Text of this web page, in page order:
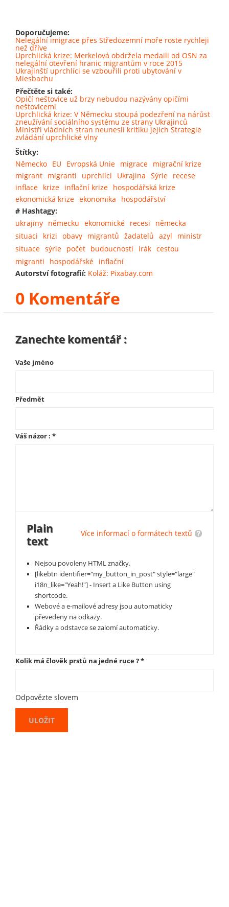
Doporučujeme:
Nelegální imigrace přes Středozemní moře roste rychleji
než dříve
Uprchlická krize: Merkelová obdržela medaili od OSN za
nelegální otevření hranic migrantům v roce 2015
Ukrajinští uprchlíci se vzbouřili proti ubytování v
Miesbachu
Přečtěte si také:
Opičí neštovice už brzy nebudou nazývány opičími
neštovicemi
Uprchlická krize: V Německu stoupá podezření na nárůst
zneužívání sociálního systému ze strany Ukrajinců
Ministři vládních stran neunesli kritiku jejich Strategie
zvládání uprchlické vlny
Štítky:
Německo EU Evropská Unie migrace migrační krize
migrant migranti uprchlíci Ukrajina Sýrie recese
inflace krize inflační krize hospodářská krize
ekonomická krize ekonomika
hospodářství
# Hashtagy:
ukrajiny německu ekonomické recesi
německa
situaci
krizi obavy migrantů žadatelů azyl
ministr
situace sýrie počet budoucnosti irák cestou
migranti
hospodářské inflační
Autorství fotografií: Koláž: Pixabay.com
0 Komentáře
Zanechte komentář :
Vaše jméno
Předmět
Váš názor : *
Více informací o formátech textů
Plain
text
Nejsou povoleny HTML značky.
[likebtn identifier="my_button_in_post" style="large"
i18n_like="Yeah!"] - Insert a Like Button using
shortcode.
Webové a e-mailové adresy jsou automaticky
převedeny na odkazy.
Řádky a odstavce se zalomí automaticky.
Kolik má člověk prstů na jedné ruce ?*
Odpovězte slovem